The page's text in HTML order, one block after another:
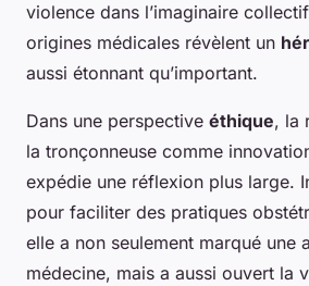
violence dans l’imaginaire
origines médicales révèlent un
aussi étonnant qu’important.
Dans une perspective éthique, la
la tronçonneuse comme
expédie une réflexion plus large.
pour faciliter des pratiques
elle a non seulement marqué une
médecine, mais a aussi ouvert la